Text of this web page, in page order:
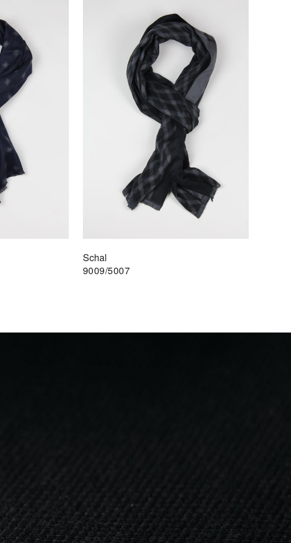
Schal
9009/5060
Unsere exklusiven Schale sind die besten Begleiter für Ihr
AUF DEN MERKZETTEL
Schal
9009/5007